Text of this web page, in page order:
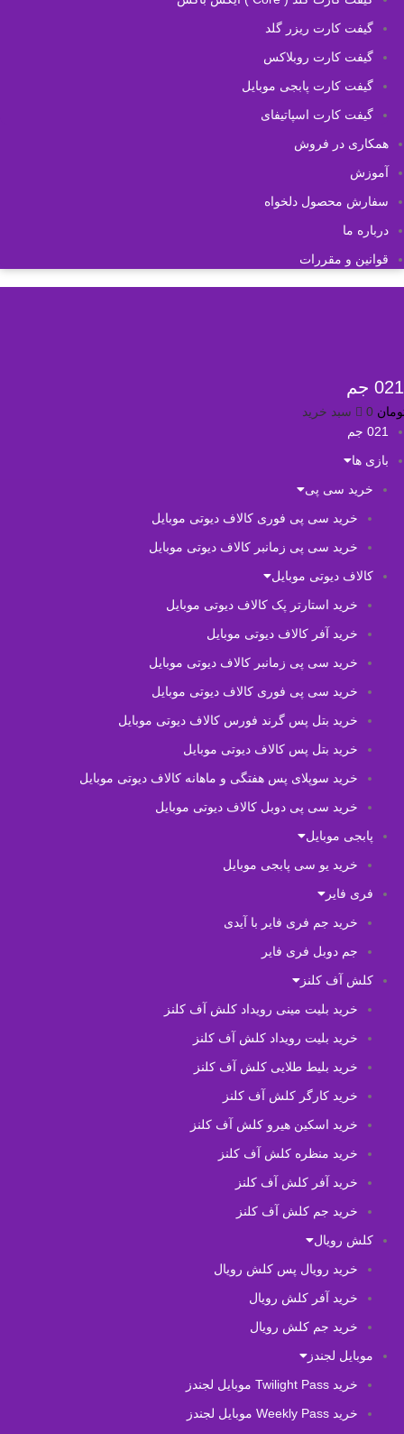
گیفت کارت ریزر گلد
گیفت کارت روبلاکس
گیفت کارت پابجی موبایل
گیفت کارت اسپاتیفای
همکاری در فروش
آموزش
سفارش محصول دلخواه
درباره ما
قوانین و مقررات
021 جم
0
سبد خرید
021 جم
بازی ها
خرید سی پی
خرید سی پی فوری کالاف دیوتی موبایل
خرید سی پی زمانبر کالاف دیوتی موبایل
کالاف دیوتی موبایل
خرید استارتر پک کالاف دیوتی موبایل
خرید آفر کالاف دیوتی موبایل
خرید سی پی زمانبر کالاف دیوتی موبایل
خرید سی پی فوری کالاف دیوتی موبایل
خرید بتل پس گرند فورس کالاف دیوتی موبایل
خرید بتل پس کالاف دیوتی موبایل
خرید سوپلای پس هفتگی و ماهانه کالاف دیوتی موبایل
خرید سی پی دوبل کالاف دیوتی موبایل
پابجی موبایل
خرید یو سی پابجی موبایل
فری فایر
خرید جم فری فایر با آیدی
جم دوبل فری فایر
کلش آف کلنز
خرید بلیت مینی رویداد کلش آف کلنز
خرید بلیت رویداد کلش آف کلنز
خرید بلیط طلایی کلش آف کلنز
خرید کارگر کلش آف کلنز
خرید اسکین هیرو کلش آف کلنز
خرید منظره کلش آف کلنز
خرید آفر کلش آف کلنز
خرید جم کلش آف کلنز
کلش رویال
خرید رویال پس کلش رویال
خرید آفر کلش رویال
خرید جم کلش رویال
موبایل لجندز
خرید Twilight Pass موبایل لجندز
خرید Weekly Pass موبایل لجندز